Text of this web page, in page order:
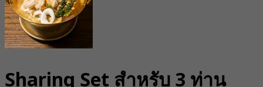
Sharing Set สำหรับ 3 ท่าน